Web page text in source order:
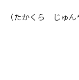
（たかくら じゅ